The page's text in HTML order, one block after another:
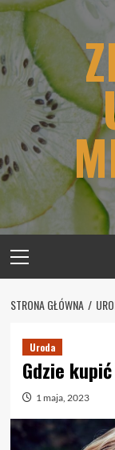
Skip
content
Menu
STRONA GŁÓWNA
Uroda
Gdzie
1 maja, 2023